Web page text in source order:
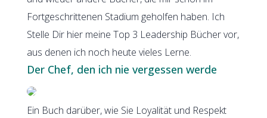
Fortgeschrittenen Stadium geholfen haben. Ich
Stelle Dir hier meine Top 3 Leadership Bücher vor,
aus denen ich noch heute vieles Lerne.
Der Chef, den ich nie vergessen werde
Ein Buch darüber, wie Sie Loyalität und Respekt